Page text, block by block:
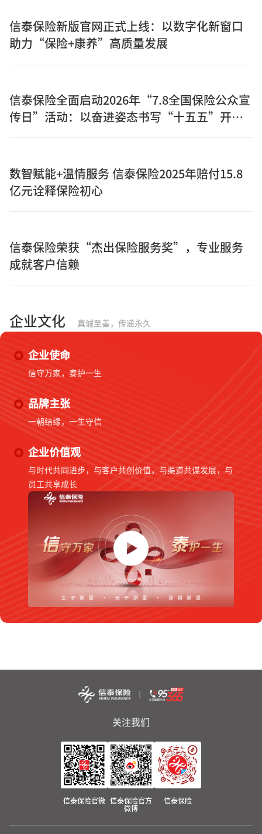
信泰保险新版官网正式上线：以数字化新窗口
助力“保险+康养”高质量发展
信泰保险全面启动2026年“7.8全国保险公众宣
传日”活动：以奋进姿态书写“十五五”开局
数智赋能+温情服务 信泰保险2025年赔付15.8
亿元诠释保险初心
信泰保险荣获“杰出保险服务奖”，专业服务
成就客户信赖
企业文化 真诚至善，传递永久
企业使命
信守万家，泰护一生
品牌主张
一朝结缘，一生守信
企业价值观
与时代共同进步，与客户共创价值，与渠道共谋发展，与
员工共享成长
关注我们
信泰保险官微
信泰保险官方
微博
信泰保险